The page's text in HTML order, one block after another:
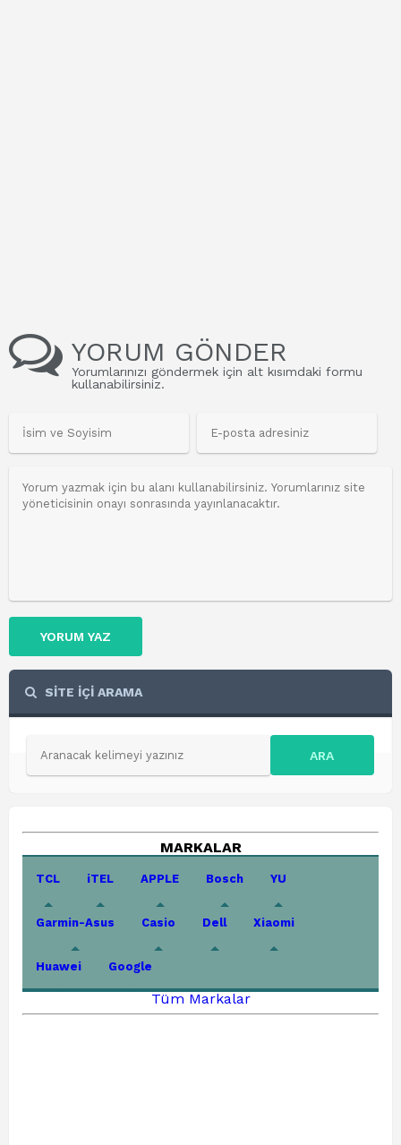
YORUM GÖNDER
Yorumlarınızı göndermek için alt kısımdaki formu
kullanabilirsiniz.
YORUM YAZ
SİTE İÇİ ARAMA
ARA
MARKALAR
TCL iTEL APPLE Bosch YU
Garmin-Asus Casio Dell Xiaomi
Huawei Google
Tüm Markalar